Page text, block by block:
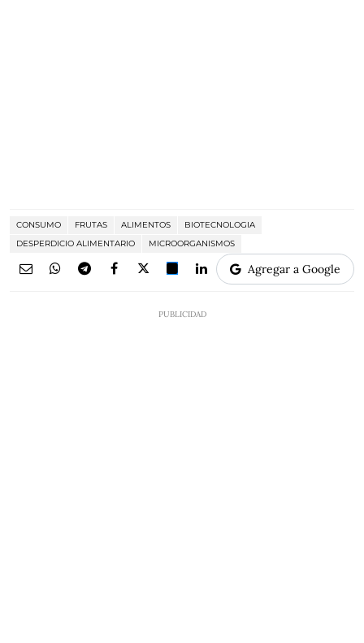
CONSUMO FRUTAS ALIMENTOS
BIOTECNOLOGIA
DESPERDICIO ALIMENTARIO
MICROORGANISMOS
Agregar a Google